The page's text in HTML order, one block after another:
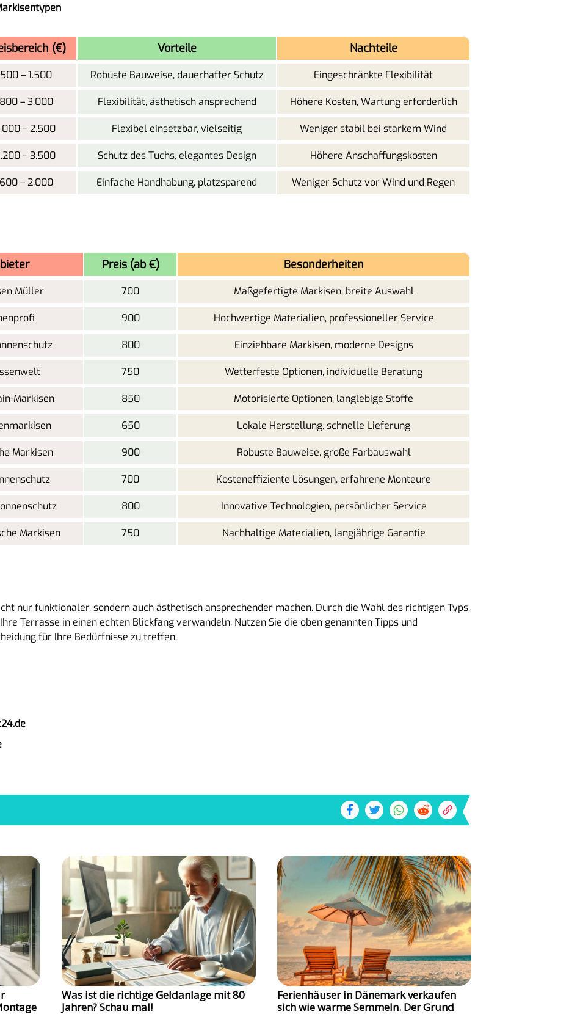
(€) Vorteile Nachteile
500 – 1.500 Robuste Bauweise, dauerhafter Schutz Eingeschränkte Flexibilität
800 – 3.000 Flexibilität, ästhetisch ansprechend Höhere Kosten, Wartung erforderlich
– 2.500 Flexibel einsetzbar, vielseitig Weniger stabil bei starkem Wind
– 3.500 Schutz des Tuchs, elegantes Design Höhere Anschaffungskosten
600 – 2.000 Einfache Handhabung, platzsparend Weniger Schutz vor Wind und Regen
Preis (ab €) Besonderheiten
Müller 700 Maßgefertigte Markisen, breite Auswahl
900 Hochwertige Materialien, professioneller Service
800 Einziehbare Markisen, moderne Designs
750 Wetterfeste Optionen, individuelle Beratung
Markisen 850 Motorisierte Optionen, langlebige Stoffe
650 Lokale Herstellung, schnelle Lieferung
Markisen 900 Robuste Bauweise, große Farbauswahl
700 Kosteneffiziente Lösungen, erfahrene Monteure
800 Innovative Technologien, persönlicher Service
Markisen 750 Nachhaltige Materialien, langjährige Garantie
nur funktionaler, sondern auch ästhetisch ansprechender machen. Durch die Wahl des richtigen Typs,
Terrasse in einen echten Blickfang verwandeln. Nutzen Sie die oben genannten Tipps und
für Ihre Bedürfnisse zu treffen.
Was ist die richtige Geldanlage mit 80
Jahren? Schau mal!
Ferienhäuser in Dänemark verkaufen
sich wie warme Semmeln. Der Grund